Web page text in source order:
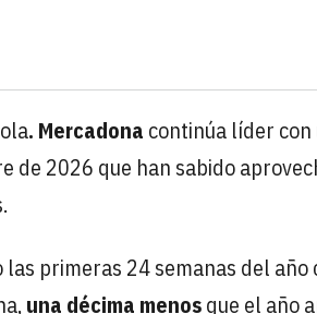
. Mercadona continúa líder
de 2026 que han sabido
primeras 24 semanas del año
una décima menosque el año